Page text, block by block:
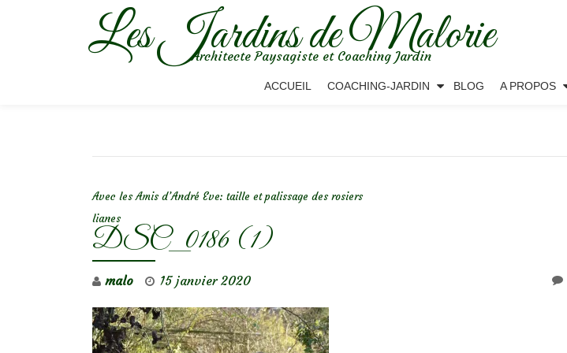
Les Jardins de Malorie
Architecte Paysagiste et Coaching Jardin
ACCUEIL COACHING-JARDIN BLOG A PROPOS
Avec les Amis d’André Eve: taille et palissage des rosiers
lianes
DSC_0186 (1)
malo 15 janvier 2020